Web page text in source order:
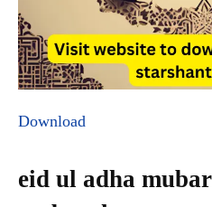
Download
eid ul adha